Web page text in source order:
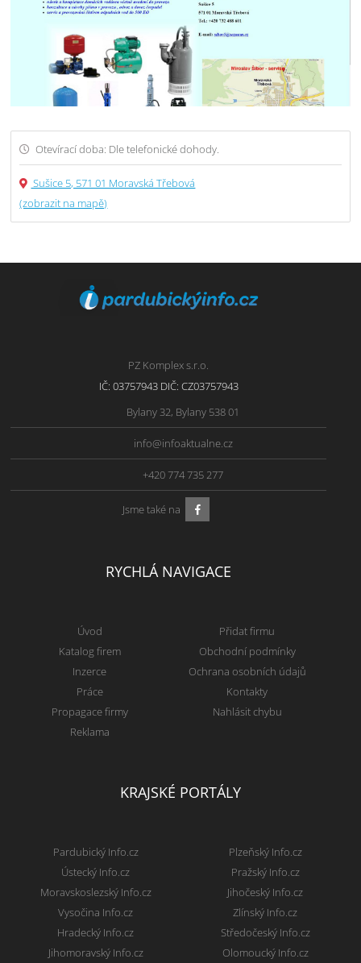
Otevírací doba: Dle telefonické dohody.
Sušice 5, 571 01 Moravská Třebová
(zobrazit na mapě)
PZ Komplex s.r.o.
IČ: 03757943 DIČ: CZ03757943
Bylany 32, Bylany 538 01
info@infoaktualne.cz
+420 774 735 277
Jsme také na
RYCHLÁ NAVIGACE
Úvod
Katalog firem
Inzerce
Práce
Propagace firmy
Reklama
Přidat firmu
Obchodní podmínky
Ochrana osobních údajů
Kontakty
Nahlásit chybu
KRAJSKÉ PORTÁLY
Pardubický Info.cz
Ústecký Info.cz
Moravskoslezský Info.cz
Vysočina Info.cz
Hradecký Info.cz
Jihomoravský Info.cz
Plzeňský Info.cz
Pražský Info.cz
Jihočeský Info.cz
Zlínský Info.cz
Středočeský Info.cz
Olomoucký Info.cz